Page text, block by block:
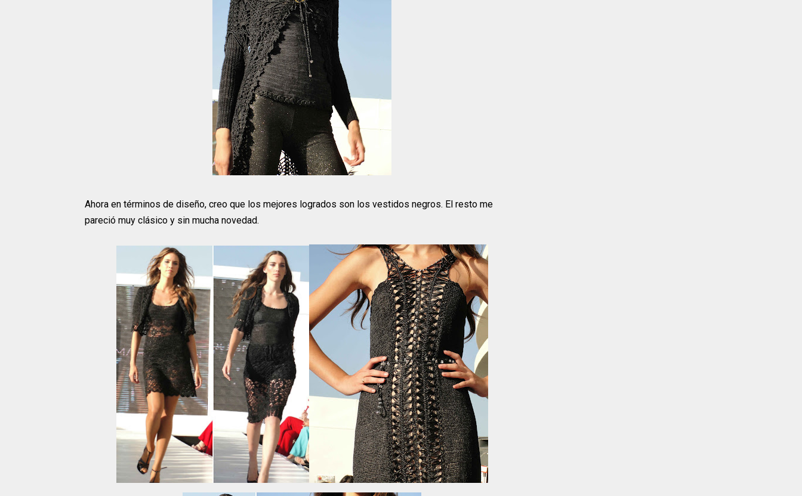
Ahora en términos de diseño, creo que los mejores logrados son los vestidos negros. El resto me
pareció muy clásico y sin mucha novedad.